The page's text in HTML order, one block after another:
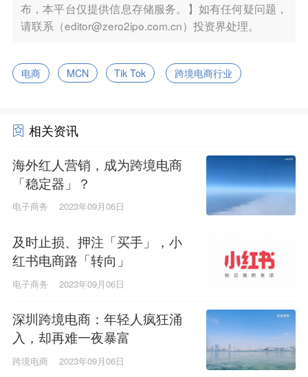
布，本平台仅提供信息存储服务。】如有任何疑问题，
请联系（editor@zero2ipo.com.cn）投资界处理。
电商 MCN Tik Tok 跨境电商行业
相关资讯
海外红人营销，成为跨境电商
「稳定器」？
电子商务 2023年09月06日
及时止损、押注「买手」，小
红书电商路「转向」
电子商务 2023年09月06日
深圳跨境电商：年轻人疯狂涌
入，却再难一夜暴富
跨境电商 2023年09月06日